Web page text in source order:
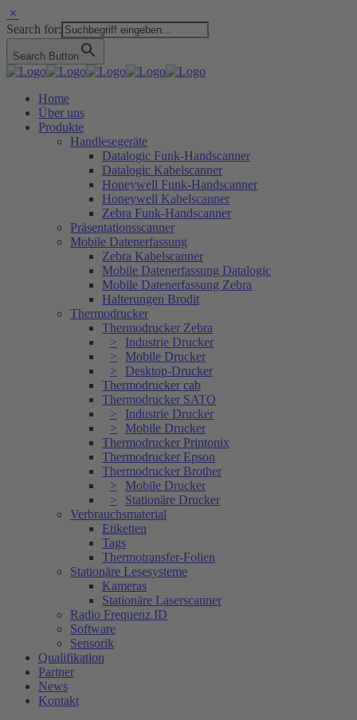
Search for:
Search Button
Home
Über uns
Produkte
Handlesegeräte
Datalogic Funk-Handscanner
Datalogic Kabelscanner
Honeywell Funk-Handscanner
Honeywell Kabelscanner
Zebra Funk-Handscanner
Präsentationsscanner
Mobile Datenerfassung
Zebra Kabelscanner
Mobile Datenerfassung Datalogic
Mobile Datenerfassung Zebra
Halterungen Brodit
Thermodrucker
Thermodrucker Zebra
Industrie Drucker
Mobile Drucker
Desktop-Drucker
Thermodrucker cab
Thermodrucker SATO
Industrie Drucker
Mobile Drucker
Thermodrucker Printonix
Thermodrucker Epson
Thermodrucker Brother
Mobile Drucker
Stationäre Drucker
Verbrauchsmaterial
Etiketten
Tags
Thermotransfer-Folien
Stationäre Lesesysteme
Kameras
Stationäre Laserscanner
Radio Frequenz ID
Software
Sensorik
Qualifikation
Partner
News
Kontakt